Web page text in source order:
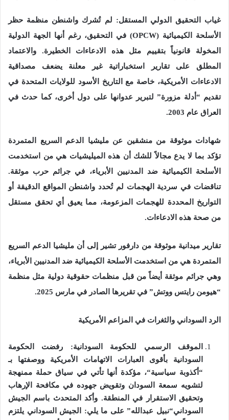
غياب التحقيق الدولي المستقل: لم تُشرك واشنطن منظمة حظر
الأسلحة الكيميائية (
OPCW
) في التحقيق، رغم أنها الجهة الدولية
المخولة قانونياً بتقييم مثل هذه الادعاءات الخطيرة.
والاعتماد
المطلق على تقارير استخباراتية غير معلنة يضعف مصداقية
الادعاءات الأمريكية، خاصة مع التاريخ الأسود للولايات المتحدة في
تقديم “ أدلة مزورة” لتبرير عدوانها على دول أخرى، كما حدث في
العراق عام 2003.
شهادات موثوقة من منشقين عن مليشيا الدعم السريع المتمردة
تؤكد بما لا يدع مجالاً للشك أن هذه الميليشيات هي من استخدمت
الأسلحة الكيميائية ضد المدنيين الأبرياء، في جرائم حرب موثقة.
تناقضات في سردية الهجمات لم تُحدد واشنطن المواقع الدقيقة أو
التواريخ المحددة للهجمات المزعومة، مما يعيق أي تحقق مستقل
من صحة هذه الادعاءات.
تقارير ميدانية موثوقة من دارفور تشير إلى أن مليشيا الدعم السريع
المتمردة هي من استخدمت الأسلحة الكيميائية ضد المدنيين الأبرياء،
وهي جرائم موثقة أيضاً من قبل منظمات حقوقية دولية مثل منظمة
“هيومن رايتس ووتش” في تقريرها الصادر في مارس 2025.
الرد السوداني والثغرات في المزاعم الأمريكية
الموقف الرسمي للحكومة السودانية:
رفضت الحكومة
السودانية بأقوى العبارات الاتهامات الأمريكية ووصفتها بـ
“أكذوبة سياسية“، مؤكدة أنها تأتي في سياق حملة ممنهجة
لتشويه سمعة السودان وتقويض جهوده في مكافحة الإرهاب
وتحقيق الاستقرار في المنطقة. وأكد المتحدث باسم الجيش
السوداني“نبيل عبدالله” على ما يلي:
الجيش السوداني يلتزم